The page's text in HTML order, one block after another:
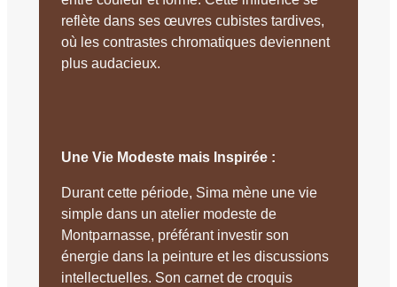
reflète dans ses œuvres cubistes tardives,
où les contrastes chromatiques deviennent
plus audacieux.
Une Vie Modeste mais Inspirée :
Durant cette période, Sima mène une vie
simple dans un atelier modeste de
Montparnasse, préférant investir son
énergie dans la peinture et les discussions
intellectuelles. Son carnet de croquis